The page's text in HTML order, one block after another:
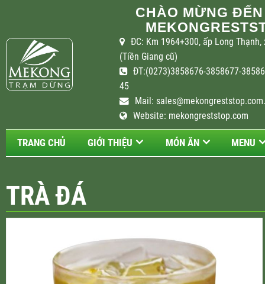
CHÀO MỪNG
ĐC: Km 1964+300, ấp Long
(Tiền Giang cũ)
ĐT:(0273)3858676-3858677-
45
Mail:
Website: mekongreststop.com
TRANG CHỦ GIỚI THIỆU MÓN ĂN MENU
TRÀ ĐÁ